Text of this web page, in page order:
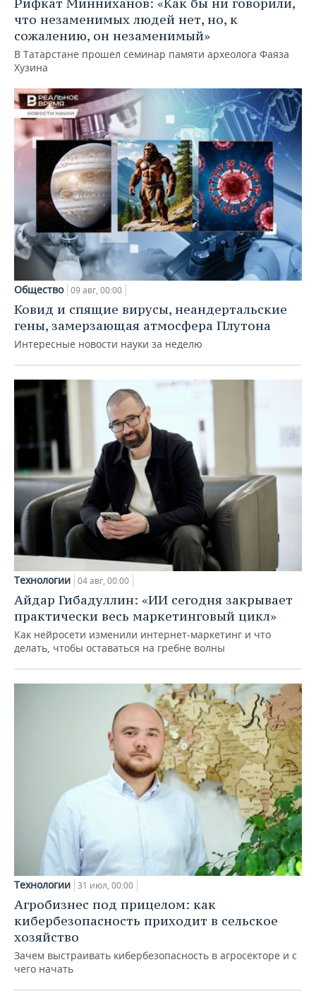
что незаменимых людей нет, но, к
сожалению, он незаменимый»
В Татарстане прошел семинар памяти археолога Фаяза
Хузина
Общество 09 авг, 00:00
Ковид и спящие вирусы, неандертальские
гены, замерзающая атмосфера Плутона
Интересные новости науки за неделю
Технологии 04 авг, 00:00
Айдар Гибадуллин: «ИИ сегодня закрывает
практически весь маркетинговый цикл»
Как нейросети изменили интернет-маркетинг и что
делать, чтобы оставаться на гребне волны
Технологии 31 июл, 00:00
Агробизнес под прицелом: как
кибербезопасность приходит в сельское
хозяйство
Зачем выстраивать кибербезопасность в агросекторе и с
чего начать